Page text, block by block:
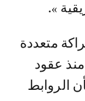
».
متعددة
منذ عقود
الروابط